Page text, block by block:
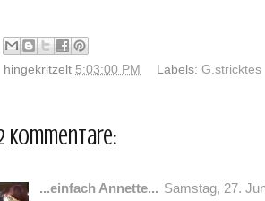
hingekritzelt 5:03:00 PM Labels: G.stricktes
Kommentare:
...einfach Annette... Samstag, 27.